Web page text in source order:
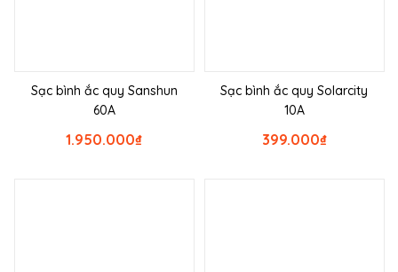
Sạc bình ắc quy Sanshun
60A
₫
1.950.000
Sạc bình ắc quy Solarcity
10A
₫
399.000